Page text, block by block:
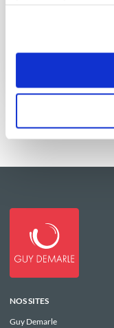
papillon
NOS SITES
Guy Demarle